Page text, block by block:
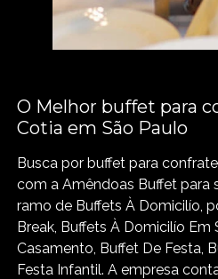
O Melhor buffet para
Cotia em São Paulo
Busca por buffet para
com a Amêndoas Buffet para
ramo de Buffets À Domicilío,
Break, Buffets À Domicilío Em
Casamento, Buffet De Festa,
Festa Infantil. A empresa